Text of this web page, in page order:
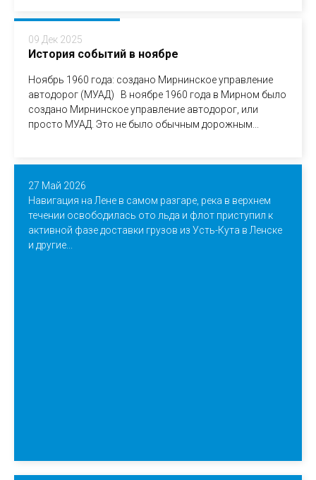
09 Дек 2025
История событий в ноябре
Ноябрь 1960 года: создано Мирнинское управление
автодорог (МУАД) В ноябре 1960 года в Мирном было
создано Мирнинское управление автодорог, или
просто МУАД. Это не было обычным дорожным...
27 Май 2026
Навигация на Лене в самом разгаре, река в верхнем
течении освободилась ото льда и флот приступил к
активной фазе доставки грузов из Усть-Кута в Ленске
и другие...